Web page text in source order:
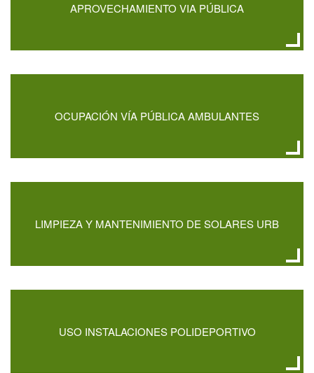
APROVECHAMIENTO VIA PÚBLICA
OCUPACIÓN VÍA PÚBLICA AMBULANTES
LIMPIEZA Y MANTENIMIENTO DE SOLARES URB
USO INSTALACIONES POLIDEPORTIVO